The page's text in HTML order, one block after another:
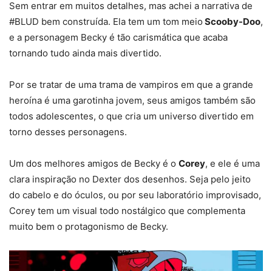
Sem entrar em muitos detalhes, mas achei a narrativa de
#BLUD bem construída. Ela tem um tom meio Scooby-Doo,
e a personagem Becky é tão carismática que acaba
tornando tudo ainda mais divertido.
Por se tratar de uma trama de vampiros em que a grande
heroína é uma garotinha jovem, seus amigos também são
todos adolescentes, o que cria um universo divertido em
torno desses personagens.
Um dos melhores amigos de Becky é o Corey, e ele é uma
clara inspiração no Dexter dos desenhos. Seja pelo jeito
do cabelo e do óculos, ou por seu laboratório improvisado,
Corey tem um visual todo nostálgico que complementa
muito bem o protagonismo de Becky.